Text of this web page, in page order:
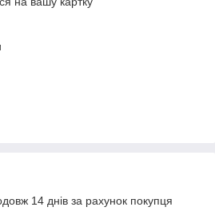
14 днів за рахунок покупця